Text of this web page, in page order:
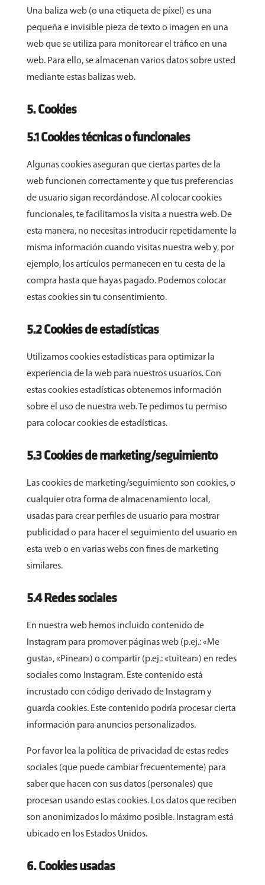
Una baliza web (o una etiqueta de píxel) es una
pequeña e invisible pieza de texto o imagen en una
web que se utiliza para monitorear el tráfico en una
web. Para ello, se almacenan varios datos sobre usted
mediante estas balizas web.
5. Cookies
5.1 Cookies técnicas o funcionales
Algunas cookies aseguran que ciertas partes de la
web funcionen correctamente y que tus preferencias
de usuario sigan recordándose. Al colocar cookies
funcionales, te facilitamos la visita a nuestra web. De
esta manera, no necesitas introducir repetidamente la
misma información cuando visitas nuestra web y, por
ejemplo, los artículos permanecen en tu cesta de la
compra hasta que hayas pagado. Podemos colocar
estas cookies sin tu consentimiento.
5.2 Cookies de estadísticas
Utilizamos cookies estadísticas para optimizar la
experiencia de la web para nuestros usuarios. Con
estas cookies estadísticas obtenemos información
sobre el uso de nuestra web. Te pedimos tu permiso
para colocar cookies de estadísticas.
5.3 Cookies de marketing/seguimiento
Las cookies de marketing/seguimiento son cookies, o
cualquier otra forma de almacenamiento local,
usadas para crear perfiles de usuario para mostrar
publicidad o para hacer el seguimiento del usuario en
esta web o en varias webs con fines de marketing
similares.
5.4 Redes sociales
En nuestra web hemos incluido contenido de
Instagram para promover páginas web (p.ej.: «Me
gusta», «Pinear») o compartir (p.ej.: «tuitear») en redes
sociales como Instagram. Este contenido está
incrustado con código derivado de Instagram y
guarda cookies. Este contenido podría procesar cierta
información para anuncios personalizados.
Por favor lea la política de privacidad de estas redes
sociales (que puede cambiar frecuentemente) para
saber que hacen con sus datos (personales) que
procesan usando estas cookies. Los datos que reciben
son anonimizados lo máximo posible. Instagram está
ubicado en los Estados Unidos.
6. Cookies usadas